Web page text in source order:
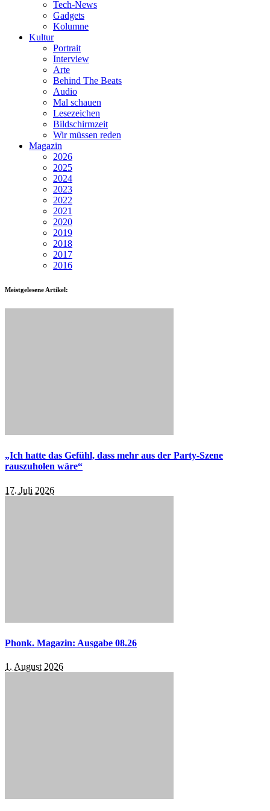
Tech-News
Gadgets
Kolumne
Kultur
Portrait
Interview
Arte
Behind The Beats
Audio
Mal schauen
Lesezeichen
Bildschirmzeit
Wir müssen reden
Magazin
2026
2025
2024
2023
2022
2021
2020
2019
2018
2017
2016
Meistgelesene Artikel:
„Ich hatte das Gefühl, dass mehr aus der Party-Szene
rauszuholen wäre“
17. Juli 2026
Phonk. Magazin: Ausgabe 08.26
1. August 2026